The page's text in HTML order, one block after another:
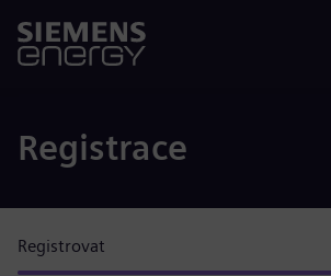
Registrace
Registrovat